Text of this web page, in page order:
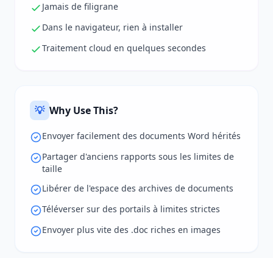
Jamais de filigrane
Dans le navigateur, rien à installer
Traitement cloud en quelques secondes
💡 Why Use This?
Envoyer facilement des documents Word hérités
Partager d'anciens rapports sous les limites de
taille
Libérer de l'espace des archives de documents
Téléverser sur des portails à limites strictes
Envoyer plus vite des .doc riches en images